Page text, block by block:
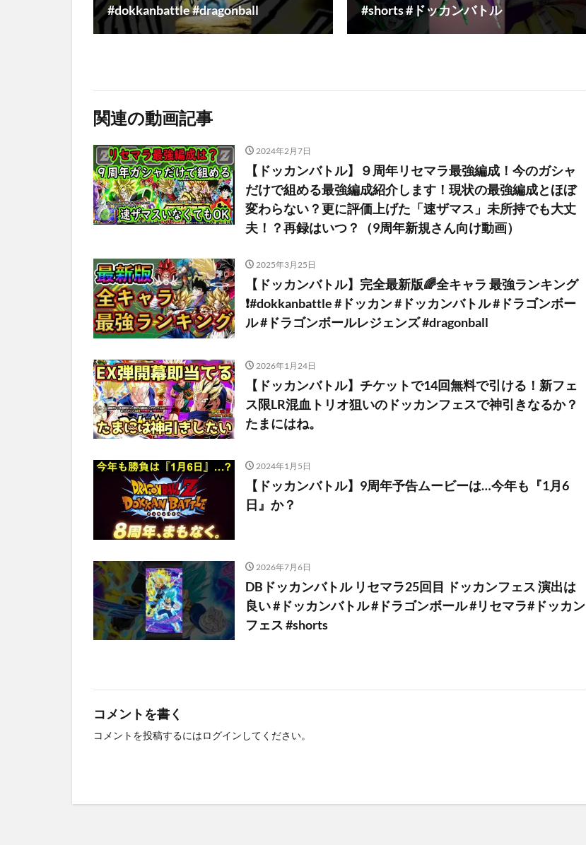
#dokkanbattle #dragonball
#shorts #ドッカンバトル
関連の動画記事
2024年2月7日
【ドッカンバトル】９周年リセマラ最強編成！今のガシャ
だけで組める最強編成紹介します！現状の最強編成とほぼ
変わらない？更に評価上げた「速ザマス」未所持でも大丈
夫！？再録はいつ？（9周年新規さん向け動画）
2025年3月25日
【ドッカンバトル】完全最新版🌈全キャラ 最強ランキング
❗️#dokkanbattle #ドッカン #ドッカンバトル #ドラゴンボー
ル #ドラゴンボールレジェンズ #dragonball
2026年1月24日
【ドッカンバトル】チケットで14回無料で引ける！新フェ
ス限LR混血トリオ狙いのドッカンフェスで神引きなるか？
たまにはね。
2024年1月5日
【ドッカンバトル】9周年予告ムービーは…今年も『1月6
日』か？
2026年7月6日
DBドッカンバトル リセマラ25回目 ドッカンフェス 演出は
良い #ドッカンバトル #ドラゴンボール #リセマラ#ドッカン
フェス #shorts
コメントを書く
コメントを投稿するにはログイン してください。